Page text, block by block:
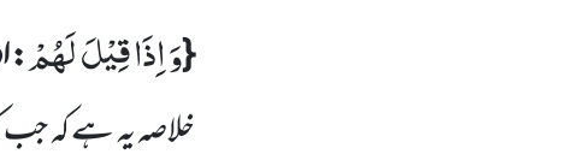
{وَ اِذَا قِیْلَ لَهُمْ:
خلاصہ یہ ہے کہ جب